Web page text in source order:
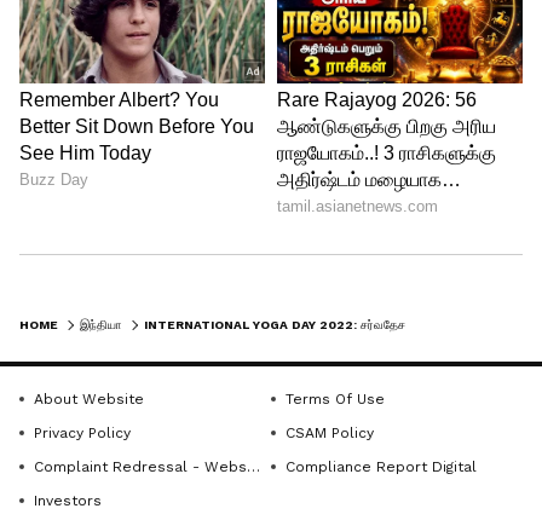
HOME இந்தியா
About Website
Terms Of Use
Privacy Policy
CSAM Policy
Complaint Redressal - Website
Compliance Report Digital
Investors